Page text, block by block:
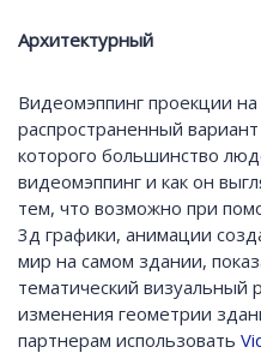
Архитектурный
Видеомэппинг проекции
распространенный
которого большинство
видеомэппинг и как он
тем, что возможно при
3д графики, анимации
мир на самом здании,
тематический визуальный
изменения геометрии
партнерам использовать